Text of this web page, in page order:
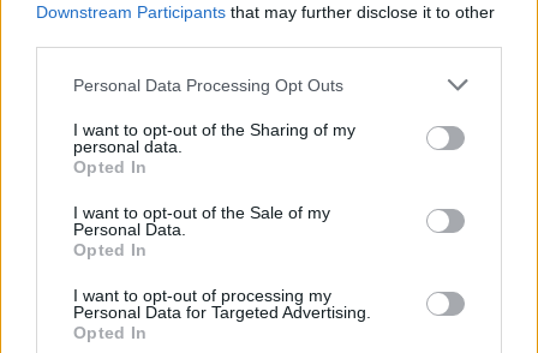
Downstream Participants that may further disclose it to other
Please note that this website/app uses one or more Google
not limited to your visit or usage behaviour. You may click to
grant or deny consent to Google and its third-party tags to
use your data for below specified purposes in below Google
consent section.
Personal Data Processing Opt Outs
I want to opt-out of the Sharing of my
personal data.
Opted In
I want to opt-out of the Sale of my
Personal Data.
Opted In
I want to opt-out of processing my
Personal Data for Targeted Advertising.
Opted In
Tévedsz, ha a
second hand üzletekben látod a
fenntarthatóság jövőjét - Mutatjuk,
hogy csináld!
Lehengerlő, egyedi szettek
Azóta viszont rengeteget változott a világ: ma már
vásárlók nyolcvan százaléka biztos, hogy fiatal lesz.
Mégis, vajon minek köszönhető ez a hatalmas